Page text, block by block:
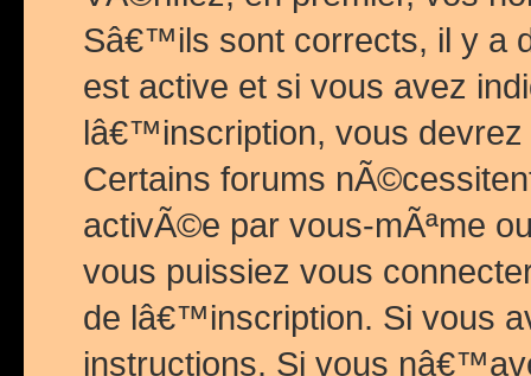
Sâ€™ils sont corrects, il y a
est active et si vous avez
lâ€™inscription, vous
Certains forums
activÃ©e par vous-mÃªme
vous puissiez vous
de lâ€™inscription. Si vous
instructions. Si vous